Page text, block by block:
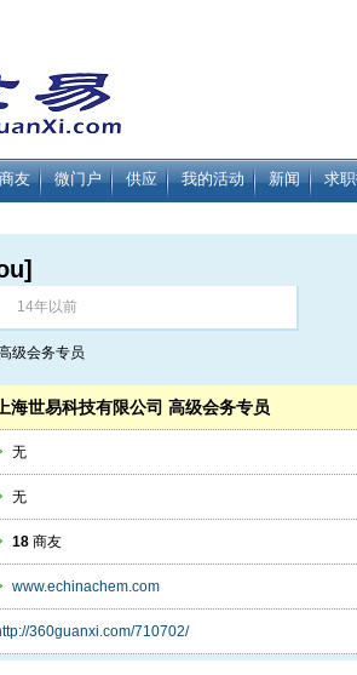
商友 微门户 供应 我的活动 新闻 求
14年以前
级会务专员
上海世易科技有限公司 高级会务专员
无
无
18 商友
www.echinachem.com
360guanxi.com/710702/